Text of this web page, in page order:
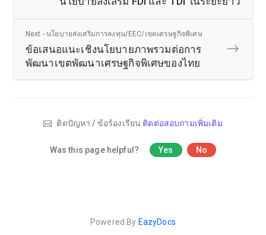
Next - นโยบายส่งเสริมการลงทุน/EEC/เขตเศรษฐกิจพิเศษ
ข้อเสนอแนะเชิงนโยบายภาพรวมต่อการ
พัฒนาเขตพัฒนาเศรษฐกิจพิเศษของไทย
ติดปัญหา / ข้อร้องเรียน ติดต่อสอบถามเพิ่มเติม
Was this page helpful? Yes No
Powered By EazyDocs